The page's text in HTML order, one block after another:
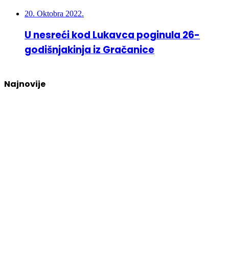
20. Oktobra 2022.
U nesreći kod Lukavca poginula 26-
godišnjakinja iz Gračanice
Najnovije